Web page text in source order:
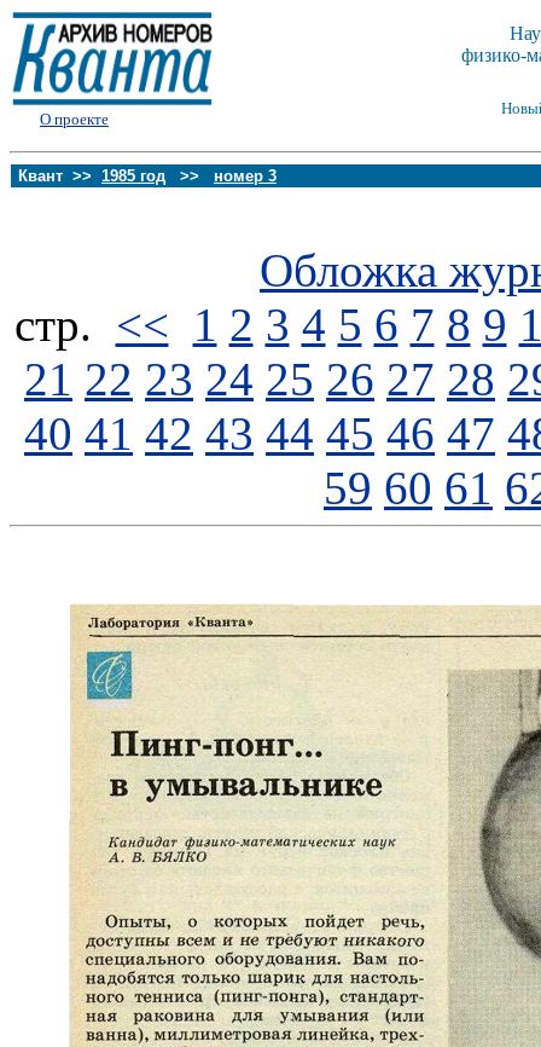
О проекте
физико-
Квант >> 1985 год >> номер 3
Обложка
стp. << 1 2 3 4 5 6 7 8 9
21 22 23 24 25 26 27 28
40 41 42 43 44 45 46 47
59 60 61